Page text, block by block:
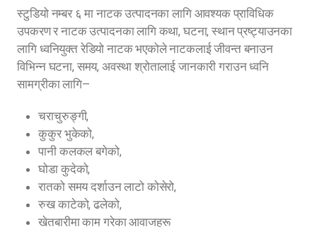
स्टुडियो नम्बर ६ मा नाटक उत्पादनका लागि आवश्यक प्राविधिक
उपकरण र नाटक उत्पादनका लागि कथा, घटना, स्थान प्रष्ट्याउनका
लागि ध्वनियुक्त रेडियो नाटक भएकोले नाटकलाई जीवन्त बनाउन
विभिन्न घटना, समय, अवस्था श्रोतालाई जानकारी गराउन ध्वनि
सामग्रीका लागि—
चराचुरुङ्गी,
कुकुर भुकेको,
पानी कलकल बगेको,
घोडा कुदेको,
रातको समय दर्शाउन लाटो कोसेरो,
रुख काटेको, ढलेको,
खेतबारीमा काम गरेका आवाजहरू